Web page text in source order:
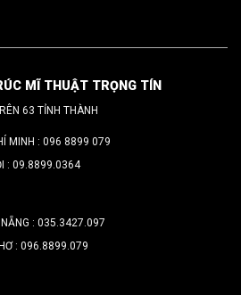
MĨ THUẬT TRỌNG TÍN
63 TỈNH THÀNH
MINH : 096 8899 079
: 09.8899.0364
: 035.3427.097
: 096.8899.079